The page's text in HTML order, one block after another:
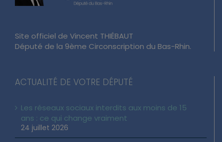
Site officiel de Vincent THIÉBAUT
Député de la 9ème Circonscription du Bas-Rhin.
ACTUALITÉ DE VOTRE DÉPUTÉ
Les réseaux sociaux interdits aux moins de 15
ans : ce qui change vraiment
24 juillet 2026